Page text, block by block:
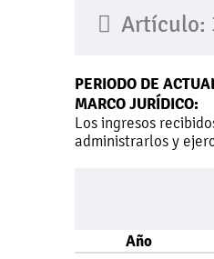
Artículo:
PERIODO DE
MARCO JURÍDICO:
Los ingresos
administrarlos y
Año